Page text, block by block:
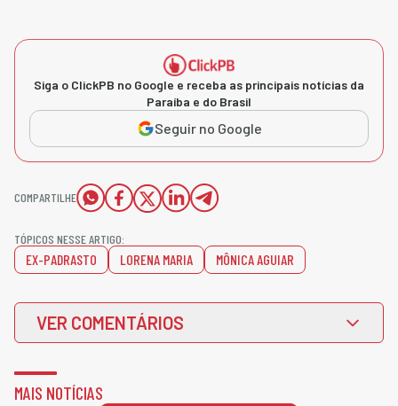
Siga o ClickPB no Google e receba as principais notícias da
Paraíba e do Brasil
Seguir no Google
COMPARTILHE
TÓPICOS NESSE ARTIGO:
EX-PADRASTO LORENA MARIA MÔNICA AGUIAR
VER COMENTÁRIOS
MAIS NOTÍCIAS